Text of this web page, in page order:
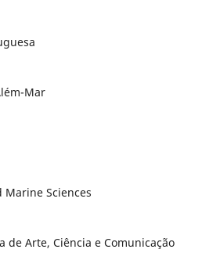
Mar
Sciences
de Arte, Ciência e Comunicação